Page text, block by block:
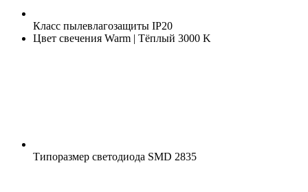
Класс пылевлагозащиты IP20
Цвет свечения Warm | Тёплый 3000 K
Типоразмер светодиода SMD 2835